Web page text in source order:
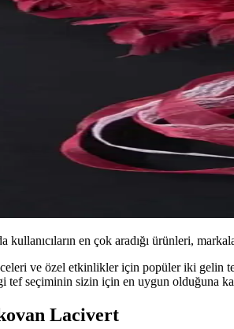
kullanıcıların en çok aradığı ürünleri,
ve özel etkinlikler için popüler iki gelin
tef seçiminin sizin için en uygun olduğuna
Lacivert